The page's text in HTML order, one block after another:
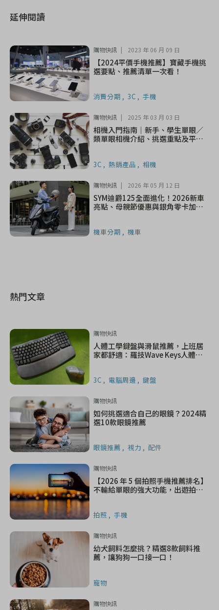
延伸閱讀
購物快訊 2023 年 06 月 09 日
【2024平價手機推薦】寶藏手機挑
選要點、推薦清單一次看！
消費分期 3C 手機
購物快訊 2025 年 03 月 03 日
相機入門指南｜新手、學生單眼／
類單眼相機介紹、挑選重點及平價
3C 熱銷產品 相機
購物快訊 2026 年 05 月 12 日
SYM迪爵125全面進化！2026新車
亮點、母親節優惠與銀角零卡加碼
機車分期 機車
熱門文章
購物快訊
人體工學鍵盤與滑鼠推薦，上班居
家都舒適：羅技Wave Keys人體工
3C 電腦周邊 鍵盤
購物快訊
如何挑選適合自己的眼鏡？2024精
選10款眼鏡推薦
眼鏡推薦 視力 配件
購物快訊
【2026 年 5 個拍照手機推薦排名】
不輸給單眼的強大功能，出遊拍照
拍照 手機
購物快訊
幼犬飼料怎麼挑？精選8款飼料推
薦，讓狗狗一口接一口！
寵物
購物快訊